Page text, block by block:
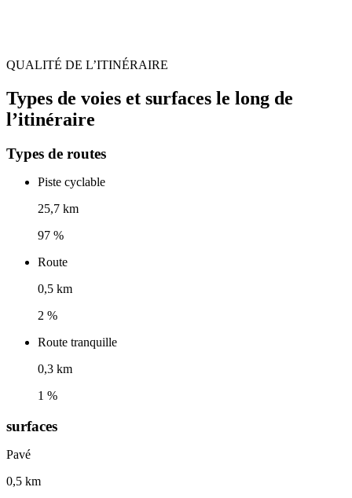
QUALITÉ DE L’ITINÉRAIRE
Types de voies et surfaces le long de
l’itinéraire
Types de routes
Piste cyclable
25,7 km
97 %
Route
0,5 km
2 %
Route tranquille
0,3 km
1 %
surfaces
Pavé
0,5 km